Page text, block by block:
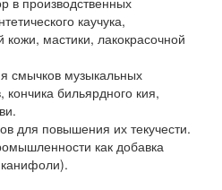
каучука,
кожи, мастики, лакокрасочной
смычков музыкальных
кончика бильярдного кия,
для повышения их текучести.
как добавка